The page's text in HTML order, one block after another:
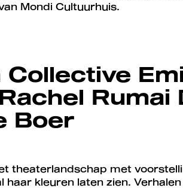
Mondi Cultuurhuis.
Collective
Rumai
Boer
theaterlandschap met
haar kleuren laten zien.